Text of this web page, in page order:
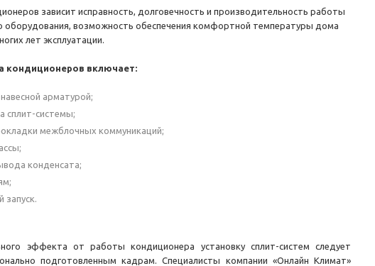
зависит исправность, долговечность и производительность работы
оборудования, возможность обеспечения комфортной температуры дома
лет эксплуатации.
кондиционеров включает:
арматурой;
сплит-системы;
межблочных коммуникаций;
конденсата;
запуск.
эффекта от работы кондиционера установку сплит-систем следует
подготовленным кадрам. Специалисты компании «Онлайн Климат»